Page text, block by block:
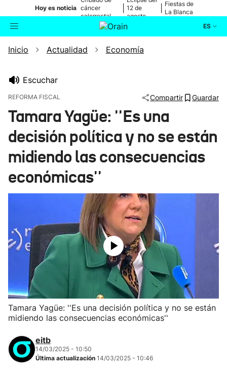
Hoy es noticia cáncer
colorrectal
12 de
agosto
Fiestas de
La Blanca
ES
Buscador Actualidad
Ikusmiran
Eguraldia
Inicio Actualidad Economía
Escuchar
REFORMA FISCAL Compartir Guardar
Tamara Yagüe: ''Es una
decisión política y no se están
midiendo las consecuencias
económicas''
Tamara Yagüe: ''Es una decisión política y no se están
midiendo las consecuencias económicas''
eitb
14/03/2025 - 10:50
Última actualización 14/03/2025 - 10:46